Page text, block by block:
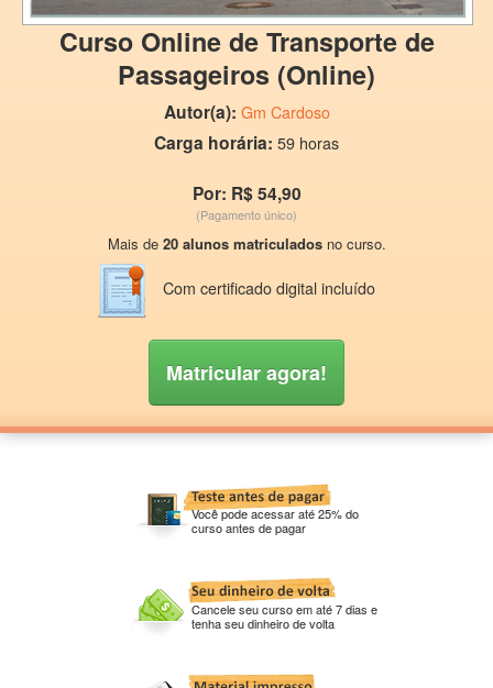
Curso Online de Transporte de
Passageiros (Online)
Autor(a): Gm Cardoso
Carga horária: 59 horas
Por: R$ 54,90
(Pagamento único)
Mais de 20 alunos matriculadosno curso.
Com certificado digital incluído
Matricular agora!
Você pode acessar até 25% do
curso antes de pagar
Cancele seu curso em até 7 dias e
tenha seu dinheiro de volta